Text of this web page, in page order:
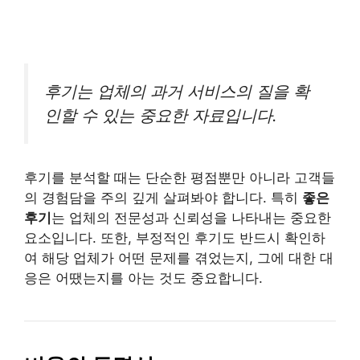
후기는 업체의 과거 서비스의 질을 확
인할 수 있는 중요한 자료입니다.
후기를 분석할 때는 단순한 평점뿐만 아니라 고객들
의 경험담을 주의 깊게 살펴봐야 합니다. 특히 좋은
후기 는 업체의 전문성과 신뢰성을 나타내는 중요한
요소입니다. 또한, 부정적인 후기도 반드시 확인하
여 해당 업체가 어떤 문제를 겪었는지, 그에 대한 대
응은 어땠는지를 아는 것도 중요합니다.